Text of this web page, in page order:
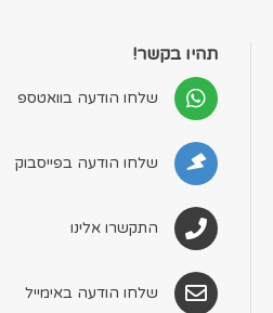
תהיו בקשר!
שלחו הודעה בוואטספ
שלחו הודעה בפייסבוק
התקשרו אלינו
שלחו הודעה באימייל